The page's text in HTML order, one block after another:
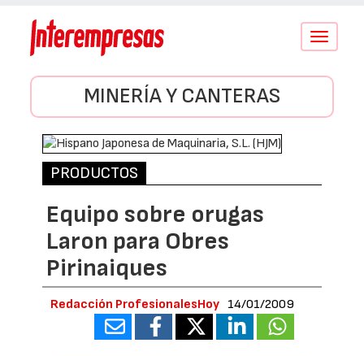
Conmutar
MINERÍA Y CANTERAS
PRODUCTOS
Equipo sobre orugas
Laron para Obres
Pirinaiques
Redacción ProfesionalesHoy 14/01/2009